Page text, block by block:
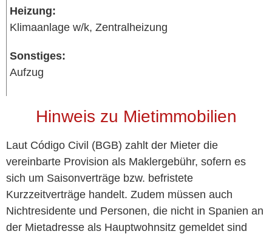
Heizung:
Klimaanlage w/k, Zentralheizung
Sonstiges:
Aufzug
Hinweis zu Mietimmobilien
Laut Código Civil (BGB) zahlt der Mieter die
vereinbarte Provision als Maklergebühr, sofern es
sich um Saisonverträge bzw. befristete
Kurzzeitverträge handelt. Zudem müssen auch
Nichtresidente und Personen, die nicht in Spanien an
der Mietadresse als Hauptwohnsitz gemeldet sind